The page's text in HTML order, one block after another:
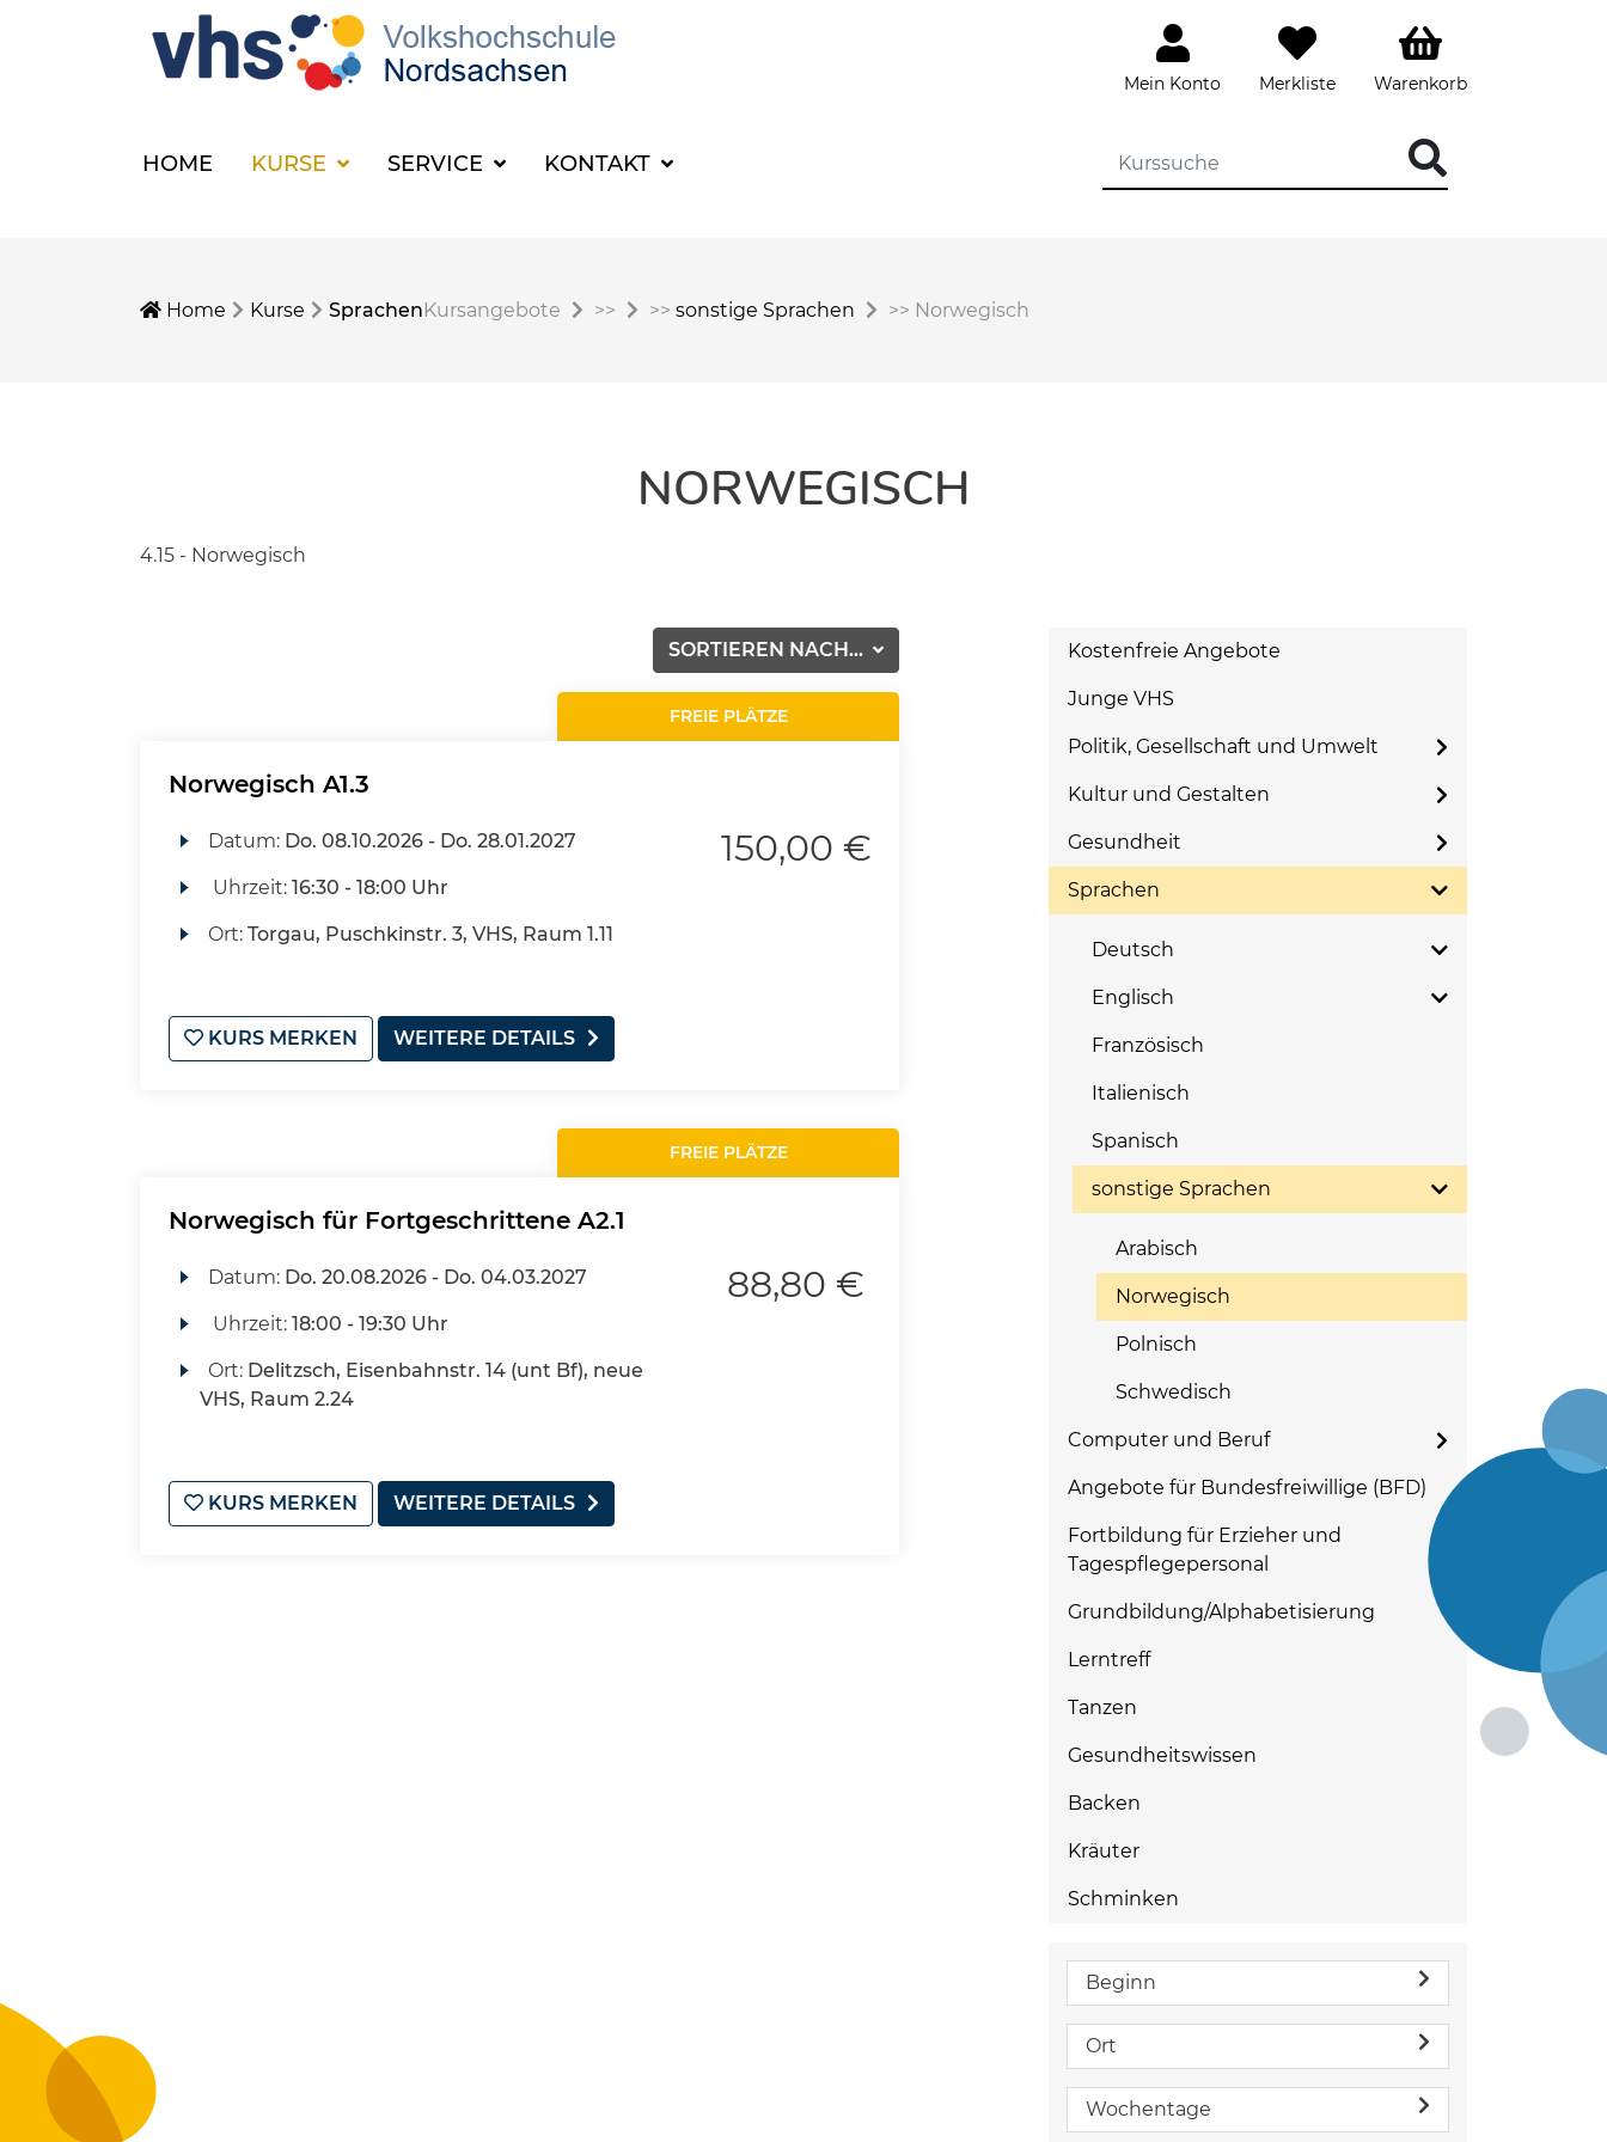
Mein Konto Merkliste Warenkorb
HOME KURSE SERVICE KONTAKT
Home Kurse SprachenKursangebote >> >> sonstige Sprachen >> Norwegisch
NORWEGISCH
4.15 - Norwegisch
SORTIEREN NACH...
FREIE PLÄTZE
Norwegisch A1.3
Datum: Do. 08.10.2026 - Do. 28.01.2027
Uhrzeit: 16:30 - 18:00 Uhr
Ort: Torgau, Puschkinstr. 3, VHS, Raum 1.11
150,00 €
KURS MERKEN WEITERE DETAILS
FREIE PLÄTZE
Norwegisch für Fortgeschrittene A2.1
Datum: Do. 20.08.2026 - Do. 04.03.2027
Uhrzeit: 18:00 - 19:30 Uhr
Ort: Delitzsch, Eisenbahnstr. 14 (unt Bf), neue
VHS, Raum 2.24
88,80 €
KURS MERKEN WEITERE DETAILS
Kostenfreie Angebote
Junge VHS
Politik, Gesellschaft und Umwelt
Kultur und Gestalten
Gesundheit
Sprachen
Deutsch
Englisch
Französisch
Italienisch
Spanisch
sonstige Sprachen
Arabisch
Norwegisch
Polnisch
Schwedisch
Computer und Beruf
Angebote für Bundesfreiwillige (BFD)
Fortbildung für Erzieher und
Tagespflegepersonal
Grundbildung/Alphabetisierung
Lerntreff
Tanzen
Gesundheitswissen
Backen
Kräuter
Schminken
Beginn
Ort
Wochentage